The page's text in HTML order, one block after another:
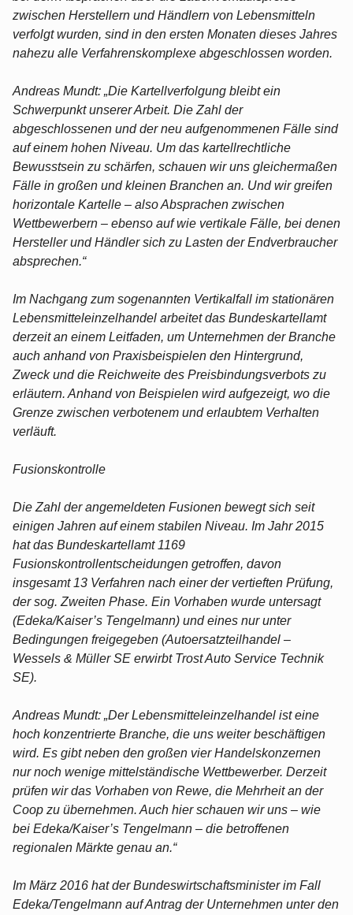
zwischen Herstellern und Händlern von Lebensmitteln
verfolgt wurden, sind in den ersten Monaten dieses Jahres
nahezu alle Verfahrenskomplexe abgeschlossen worden.
Andreas Mundt: „Die Kartellverfolgung bleibt ein
Schwerpunkt unserer Arbeit. Die Zahl der
abgeschlossenen und der neu aufgenommenen Fälle sind
auf einem hohen Niveau. Um das kartellrechtliche
Bewusstsein zu schärfen, schauen wir uns gleichermaßen
Fälle in großen und kleinen Branchen an. Und wir greifen
horizontale Kartelle – also Absprachen zwischen
Wettbewerbern – ebenso auf wie vertikale Fälle, bei denen
Hersteller und Händler sich zu Lasten der Endverbraucher
absprechen.“
Im Nachgang zum sogenannten Vertikalfall im stationären
Lebensmitteleinzelhandel arbeitet das Bundeskartellamt
derzeit an einem Leitfaden, um Unternehmen der Branche
auch anhand von Praxisbeispielen den Hintergrund,
Zweck und die Reichweite des Preisbindungsverbots zu
erläutern. Anhand von Beispielen wird aufgezeigt, wo die
Grenze zwischen verbotenem und erlaubtem Verhalten
verläuft.
Fusionskontrolle
Die Zahl der angemeldeten Fusionen bewegt sich seit
einigen Jahren auf einem stabilen Niveau. Im Jahr 2015
hat das Bundeskartellamt 1169
Fusionskontrollentscheidungen getroffen, davon
insgesamt 13 Verfahren nach einer der vertieften Prüfung,
der sog. Zweiten Phase. Ein Vorhaben wurde untersagt
(Edeka/Kaiser’s Tengelmann) und eines nur unter
Bedingungen freigegeben (Autoersatzteilhandel –
Wessels & Müller SE erwirbt Trost Auto Service Technik
SE).
Andreas Mundt: „Der Lebensmitteleinzelhandel ist eine
hoch konzentrierte Branche, die uns weiter beschäftigen
wird. Es gibt neben den großen vier Handelskonzernen
nur noch wenige mittelständische Wettbewerber. Derzeit
prüfen wir das Vorhaben von Rewe, die Mehrheit an der
Coop zu übernehmen. Auch hier schauen wir uns – wie
bei Edeka/Kaiser’s Tengelmann – die betroffenen
regionalen Märkte genau an.“
Im März 2016 hat der Bundeswirtschaftsminister im Fall
Edeka/Tengelmann auf Antrag der Unternehmen unter den